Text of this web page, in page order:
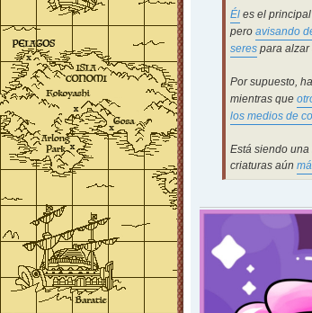
Él es el
pero avisando
seres para
Por supuesto,
mientras que
los medios de
Está siendo
criaturas aún